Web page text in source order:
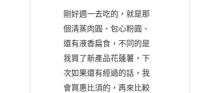
剛好週一去吃的，就是那
個清蒸肉圓、包心粉圓、
還有液香扁食，不同的是
我買了新產品花蓮薯，下
次如果還有經過的話，我
會買惠比須的，再來比較